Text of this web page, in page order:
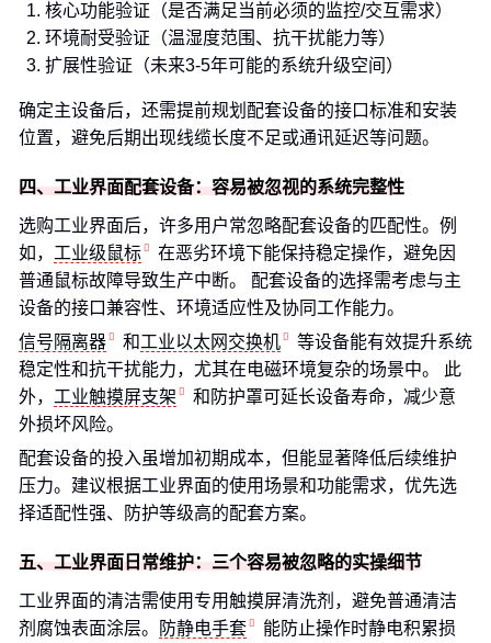
核心功能验证（是否满足当前必须的监控/交互需求）
环境耐受验证（温湿度范围、抗干扰能力等）
扩展性验证（未来3-5年可能的系统升级空间）
确定主设备后，还需提前规划配套设备的接口标准和安装
位置，避免后期出现线缆长度不足或通讯延迟等问题。
四、工业界面配套设备：容易被忽视的系统完整性
选购工业界面后，许多用户常忽略配套设备的匹配性。例
如， 工业级鼠标
在恶劣环境下能保持稳定操作，避免因
普通鼠标故障导致生产中断。 配套设备的选择需考虑与主
设备的接口兼容性、环境适应性及协同工作能力。
信号隔离器
和工业以太网交换机
等设备能有效提升系统
稳定性和抗干扰能力，尤其在电磁环境复杂的场景中。 此
外， 工业触摸屏支架
和防护罩可延长设备寿命，减少意
外损坏风险。
配套设备的投入虽增加初期成本，但能显著降低后续维护
压力。建议根据工业界面的使用场景和功能需求，优先选
择适配性强、防护等级高的配套方案。
五、工业界面日常维护：三个容易被忽略的实操细节
工业界面的清洁需使用专用触摸屏清洗剂，避免普通清洁
剂腐蚀表面涂层。
防静电手套
能防止操作时静电积累损